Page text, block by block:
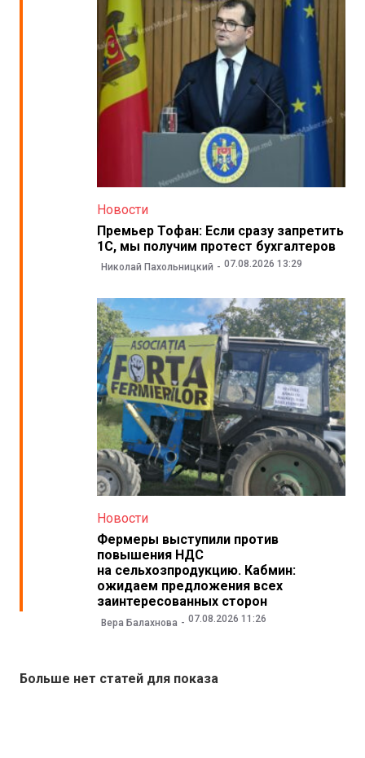
Новости
Премьер Тофан: Если сразу запретить
1С, мы получим протест бухгалтеров
Николай Пахольницкий 07.08.2026 13:29
Новости
Фермеры выступили против
повышения НДС
на сельхозпродукцию. Кабмин:
ожидаем предложения всех
заинтересованных сторон
Вера Балахнова 07.08.2026 11:26
Больше нет статей для показа